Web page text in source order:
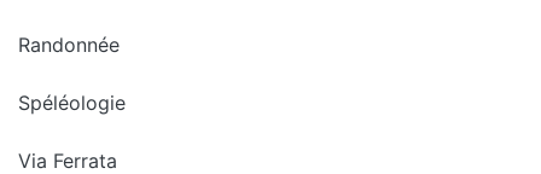
Randonnée
Spéléologie
Via Ferrata